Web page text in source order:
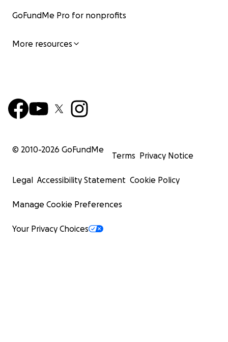
GoFundMe Pro for nonprofits
More resources
© 2010-2026 GoFundMe
Terms Privacy Notice
Legal Accessibility Statement Cookie Policy
Manage Cookie Preferences
Your Privacy Choices